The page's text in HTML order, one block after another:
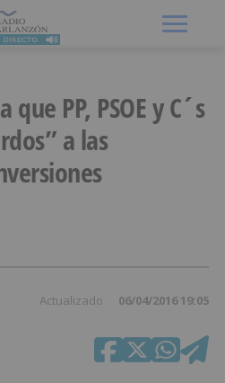
PP, PSOE y C´s
a las
Actualizado 06/04/2016 19:05